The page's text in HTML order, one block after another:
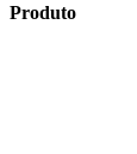
Produto